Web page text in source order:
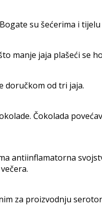
su šećerima i
manje jaja plašeći se
doručkom od tri jaja.
Čokolada
antiinflamatorna
za proizvodnju